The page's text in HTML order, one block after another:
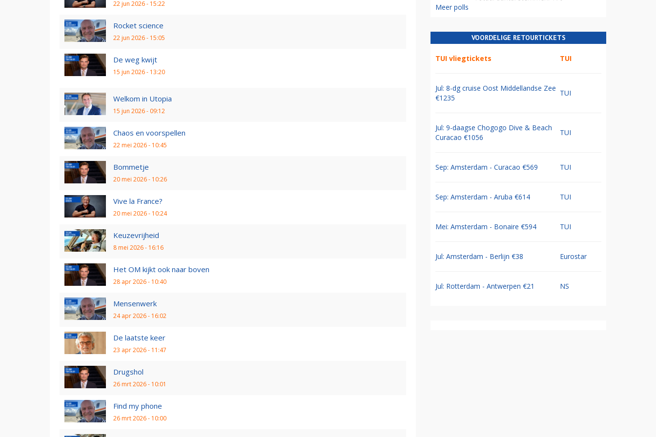
22 jun 2026 - 15:22
Rocket science
22 jun 2026 - 15:05
De weg kwijt
15 jun 2026 - 13:20
Welkom in Utopia
15 jun 2026 - 09:12
Chaos en voorspellen
22 mei 2026 - 10:45
Bommetje
20 mei 2026 - 10:26
Vive la France?
20 mei 2026 - 10:24
Keuzevrijheid
8 mei 2026 - 16:16
Het OM kijkt ook naar boven
28 apr 2026 - 10:40
Mensenwerk
24 apr 2026 - 16:02
De laatste keer
23 apr 2026 - 11:47
Drugshol
26 mrt 2026 - 10:01
Find my phone
26 mrt 2026 - 10:00
Meer polls
VOORDELIGE RETOURTICKETS
TUI vliegtickets TUI
Jul: 8-dg cruise Oost Middellandse Zee
€1235
TUI
Jul: 9-daagse Chogogo Dive & Beach
Curacao €1056
TUI
Sep: Amsterdam - Curacao €569 TUI
Sep: Amsterdam - Aruba €614 TUI
Mei: Amsterdam - Bonaire €594 TUI
Jul: Amsterdam - Berlijn €38 Eurostar
Jul: Rotterdam - Antwerpen €21 NS